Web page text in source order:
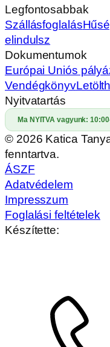
Legfontosabbak
Szállásfoglalás
elindulsz
Dokumentumok
Európai Uniós
Vendégkönyv
Nyitvatartás
Ma NYITVA vagyunk:
© 2026 Katica
fenntartva.
ÁSZF
Adatvédelem
Impresszum
Foglalási feltételek
Készítette: